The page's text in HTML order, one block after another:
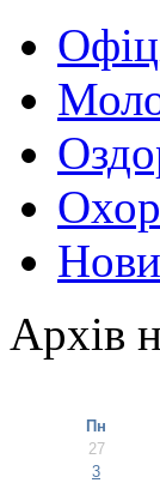
Архів
Пн
27
3